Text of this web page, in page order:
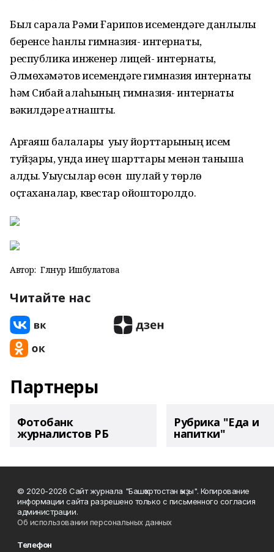
Был сарала Рәми Ғарипов исемендәге данлыҡлы
беренсе һанлы гимназия- интернаты,
республика инженер лицей- интернаты,
Әлмөхәмәтов исемендәге гимназия интернаты
һәм Сибай ҡалаһының гимназия- интернаты
вәкилдәре ҡатнашты.
Арғаяш балалары уҡыу йорттарының исем
туйҙары, унда инеү шарттары менән таныша
алды. Уҡыусылар өсөн шулай уҡ төрлө
оҫтаханалар, квестар ойошторолдо.
Автор: Гөлнур Ишбулатова
Читайте нас
Партнеры
Фотобанк
журналистов РБ
Рубрика "Еда и
напитки"
© 2020-2026 Сайт журнала "Башҡортостан ҡыҙы". Копирование
информации сайта разрешено только с письменного согласия
администрации.
Об использовании персональных данных
Телефон